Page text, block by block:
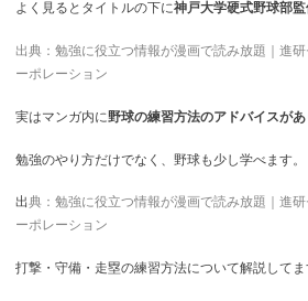
よく見るとタイトルの下に神戸大学硬式野球部監
出典：勉強に役立つ情報が漫画で読み放題｜進
ーポレーション
実はマンガ内に野球の練習方法のアドバイスがあ
勉強のやり方だけでなく、野球も少し学べます。
出典：勉強に役立つ情報が漫画で読み放題｜進
ーポレーション
打撃・守備・走塁の練習方法について解説してま